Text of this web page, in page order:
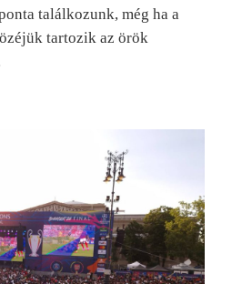
találkozunk, még ha a
tartozik az örök